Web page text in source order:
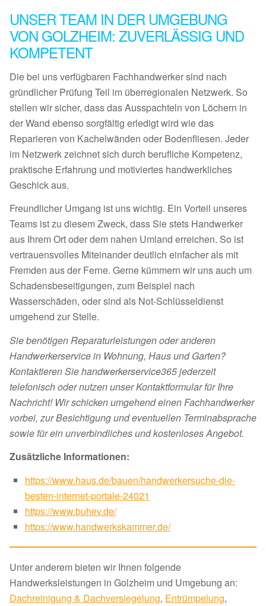
UNSER TEAM IN DER UMGEBUNG
VON GOLZHEIM: ZUVERLÄSSIG UND
KOMPETENT
Die bei uns verfügbaren Fachhandwerker sind nach
gründlicher Prüfung Teil im überregionalen Netzwerk. So
stellen wir sicher, dass das Ausspachteln von Löchern in
der Wand ebenso sorgfältig erledigt wird wie das
Reparieren von Kachelwänden oder Bodenfliesen. Jeder
im Netzwerk zeichnet sich durch berufliche Kompetenz,
praktische Erfahrung und motiviertes handwerkliches
Geschick aus.
Freundlicher Umgang ist uns wichtig. Ein Vorteil unseres
Teams ist zu diesem Zweck, dass Sie stets Handwerker
aus Ihrem Ort oder dem nahen Umland erreichen. So ist
vertrauensvolles Miteinander deutlich einfacher als mit
Fremden aus der Ferne. Gerne kümmern wir uns auch um
Schadensbeseitigungen, zum Beispiel nach
Wasserschäden, oder sind als Not-Schlüsseldienst
umgehend zur Stelle.
Sie benötigen Reparaturleistungen oder anderen
Handwerkerservice in Wohnung, Haus und Garten?
Kontaktieren Sie handwerkerservice365 jederzeit
telefonisch oder nutzen unser Kontaktformular für Ihre
Nachricht! Wir schicken umgehend einen Fachhandwerker
vorbei, zur Besichtigung und eventuellen Terminabsprache
sowie für ein unverbindliches und kostenloses Angebot.
Zusätzliche Informationen:
https://www.haus.de/bauen/handwerkersuche-die-
besten-internet-portale-24021
https://www.buhev.de/
https://www.handwerkskammer.de/
Unter anderem bieten wir Ihnen folgende
Handwerksleistungen in Golzheim und Umgebung an:
Dachreinigung & Dachversiegelung, Entrümpelung,